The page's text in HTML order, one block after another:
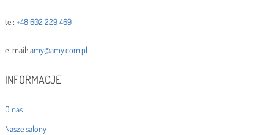
tel: +48 602 229 469
e-mail: amy@amy.com.pl
INFORMACJE
O nas
Nasze salony